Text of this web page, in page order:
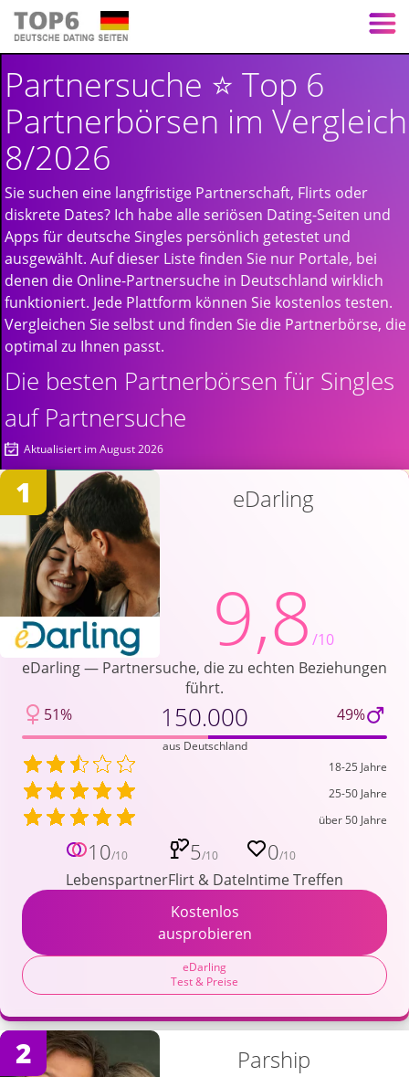
Partnersuche ⭐ Top 6
Partnerbörsen im Vergleich
8/2026
Sie suchen eine langfristige Partnerschaft, Flirts oder
diskrete Dates? Ich habe alle seriösen Dating-Seiten und
Apps für deutsche Singles persönlich getestet und
ausgewählt. Auf dieser Liste finden Sie nur Portale, bei
denen die Online-Partnersuche in Deutschland wirklich
funktioniert. Jede Plattform können Sie kostenlos testen.
Vergleichen Sie selbst und finden Sie die Partnerbörse, die
optimal zu Ihnen passt.
Die besten Partnerbörsen für Singles
auf Partnersuche
Aktualisiert im August 2026
1 eDarling
9,8 /10
eDarling — Partnersuche, die zu echten Beziehungen
führt.
51%
150.000 49%
aus Deutschland
18-25 Jahre
25-50 Jahre
über 50 Jahre
10/10
Lebenspartner
5/10
Flirt & Date
0/10
Intime Treffen
Kostenlos
ausprobieren
eDarling
Test & Preise
2 Parship